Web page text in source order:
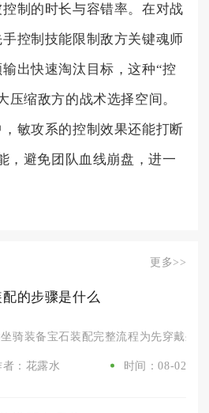
制的时长与容错率。在对战
控制技能限制敌方关键魂师
出快速淘汰目标，这种“控
压缩敌方的战术选择空间。
敏攻系的控制效果还能打断
，避免团队血线崩盘，进一
更多>>
的步骤是什么
骑装备宝石装配完整流程为先穿戴坐
者：花露水 时间：08-02